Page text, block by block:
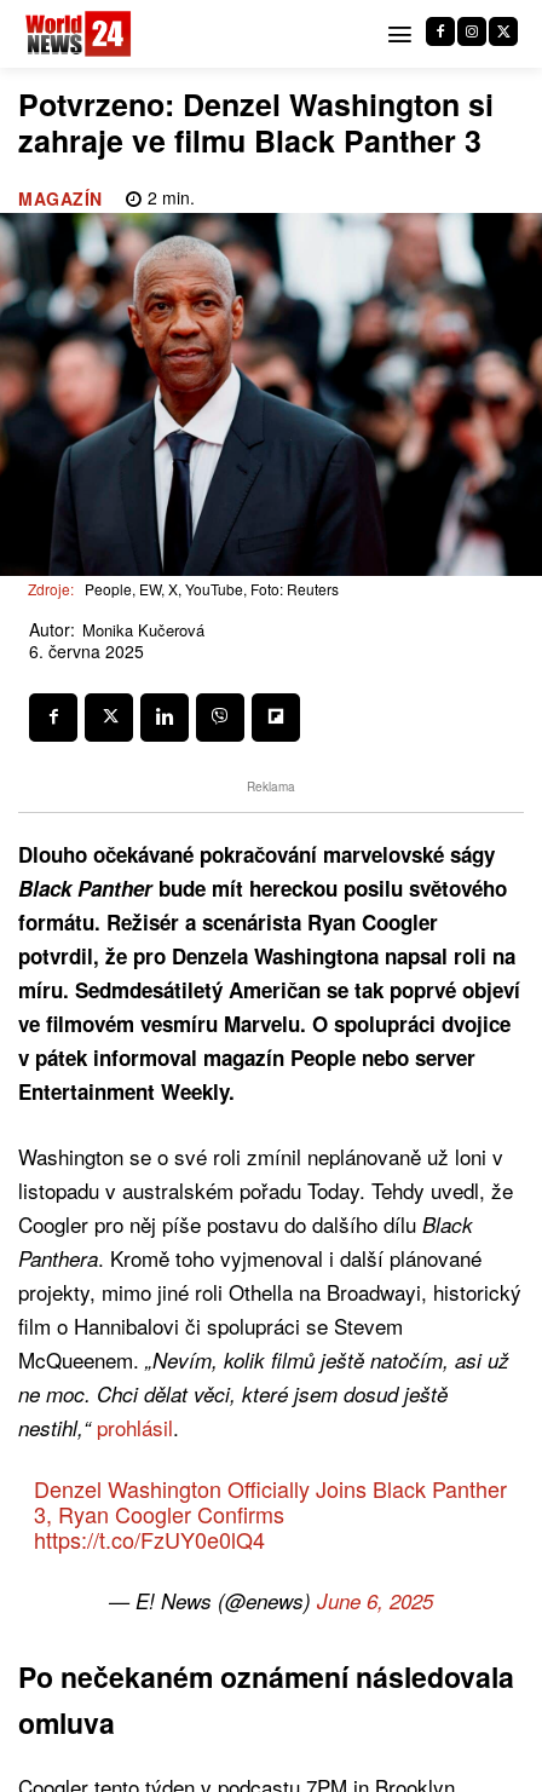
Potvrzeno: Denzel Washington si
zahraje ve filmu Black Panther 3
MAGAZÍN 2 min.
Zdroje: People, EW, X, YouTube, Foto: Reuters
Autor: Monika Kučerová
6. června 2025
Reklama
Dlouho očekávané pokračování marvelovské ságy
Black Pantherbude mít hereckou posilu světového
formátu. Režisér a scenárista Ryan Coogler
potvrdil, že pro Denzela Washingtona napsal roli na
míru. Sedmdesátiletý Američan se tak poprvé objeví
ve filmovém vesmíru Marvelu. O spolupráci dvojice
v pátek informoval magazín People nebo server
Entertainment Weekly.
Washington se o své roli zmínil neplánovaně už loni v
listopadu v australském pořadu Today. Tehdy uvedl, že
Coogler pro něj píše postavu do dalšího dílu Black
Panthera. Kromě toho vyjmenoval i další plánované
projekty, mimo jiné roli Othella na Broadwayi, historický
film o Hannibalovi či spolupráci se Stevem
McQueenem. „Nevím, kolik filmů ještě natočím, asi už
ne moc. Chci dělat věci, které jsem dosud ještě
nestihl,“ prohlásil.
Denzel Washington Officially Joins Black Panther
3, Ryan Coogler Confirms
https://t.co/FzUY0e0lQ4
— E! News (@enews) June 6, 2025
Po nečekaném oznámení následovala
omluva